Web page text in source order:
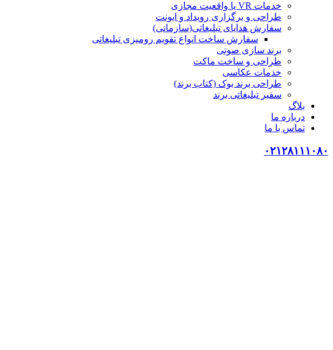
خدمات VR یا واقعیت مجازی
طراحی و برگزاری رویداد و ایونت
سفارش هدایای تبلیغاتی(سازمانی)
سفارش ساخت انواع تقویم رومیزی تبلیغاتی
برند سازی صوتی
طراحی و ساخت ماکت
خدمات عکاسی
طراحی برند بوک (کتاب برند)
سفیر تبلیغاتی برند
بلاگ
درباره ما
تماس با ما
۰۲۱۲۸۱۱۱۰۸۰